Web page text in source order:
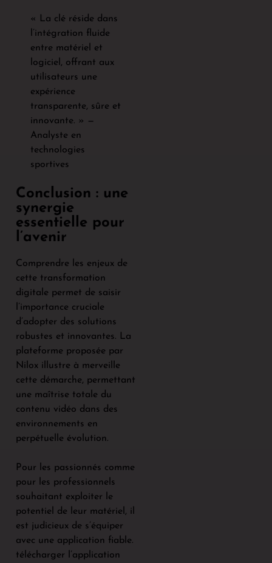
« La clé réside dans
l’intégration fluide
entre matériel et
logiciel, offrant aux
utilisateurs une
expérience
transparente, sûre et
innovante. » —
Analyste en
technologies
sportives
Conclusion : une
synergie
essentielle pour
l’avenir
Comprendre les enjeux de
cette transformation
digitale permet de saisir
l’importance cruciale
d’adopter des solutions
robustes et innovantes. La
plateforme proposée par
Nilox illustre à merveille
cette démarche, permettant
une maîtrise totale du
contenu vidéo dans des
environnements en
perpétuelle évolution.
Pour les passionnés comme
pour les professionnels
souhaitant exploiter le
potentiel de leur matériel, il
est judicieux de s’équiper
avec une application fiable.
télécharger l’application